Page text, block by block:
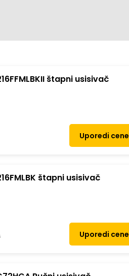
štapni usisivač
Uporedi cene
štapni usisivač
Uporedi cene